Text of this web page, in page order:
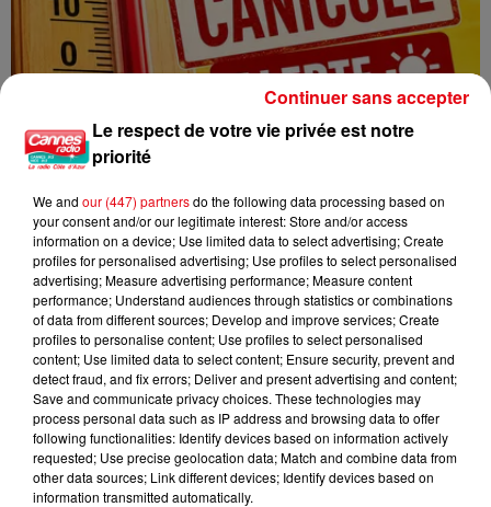
CANICULE : 12 DÉPARTEMENTS EN VIGILANCE ORANGE CE WEEK-END
Le respect de votre vie privée est notre
priorité
We and our (447) partnersdo the following data processing based on
your consent and/or our legitimate interest: Store and/or access
information on a device; Use limited data to select advertising; Create
profiles for personalised advertising; Use profiles to select personalised
advertising; Measure advertising performance; Measure content
performance; Understand audiences through statistics or combinations
of data from different sources; Develop and improve services; Create
profiles to personalise content; Use profiles to select personalised
content; Use limited data to select content; Ensure security, prevent and
detect fraud, and fix errors; Deliver and present advertising and content;
Save and communicate privacy choices. These technologies may
process personal data such as IP address and browsing data to offer
following functionalities: Identify devices based on information actively
requested; Use precise geolocation data; Match and combine data from
other data sources; Link different devices; Identify devices based on
information transmitted automatically.
Continuer sans accepter